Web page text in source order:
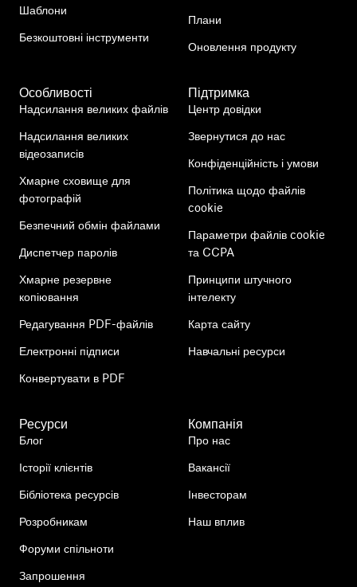
Шаблони
Безкоштовні інструменти
Плани
Оновлення продукту
Особливості
Надсилання великих файлів
Надсилання великих
відеозаписів
Хмарне сховище для
фотографій
Безпечний обмін файлами
Диспетчер паролів
Хмарне резервне
копіювання
Редагування PDF-файлів
Електронні підписи
Конвертувати в PDF
Підтримка
Центр довідки
Звернутися до нас
Конфіденційність і умови
Політика щодо файлів
cookie
Параметри файлів cookie
та CCPA
Принципи штучного
інтелекту
Карта сайту
Навчальні ресурси
Ресурси
Блог
Історії клієнтів
Бібліотека ресурсів
Розробникам
Форуми спільноти
Запрошення
Компанія
Про нас
Вакансії
Інвесторам
Наш вплив